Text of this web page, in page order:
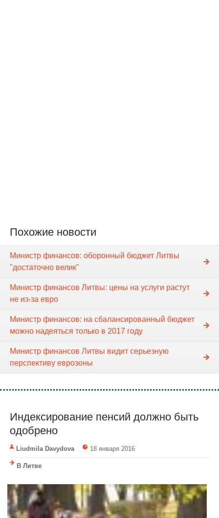
Похожие новости
Министр финансов: оборонный бюджет Литвы
"достаточно велик"
Министр финансов Литвы: цены на услуги растут
не из-за евро
Министр финансов: на сбалансированный бюджет
можно надеяться только в 2017 году
Министр финансов Литвы видит серьезную
перспективу еврозоны
Индексирование пенсий должно быть
одобрено
Liudmila Davydova 18 января 2016
В Литве